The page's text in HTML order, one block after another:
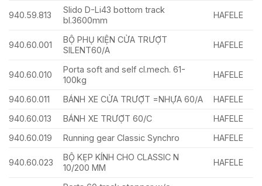
940.59.813
Slido D-Li43 bottom track
bl.3600mm
HAFELE
940.60.001
BỘ PHỤ KIỆN CỬA TRƯỢT
SILENT60/A
HAFELE
940.60.010
Porta soft and self cl.mech. 61-
100kg
HAFELE
940.60.011 BÁNH XE CỬA TRƯỢT =NHỰA 60/A
HAFELE
940.60.013
BÁNH XE TRƯỢT 60/C
HAFELE
940.60.019
Running gear Classic Synchro HAFELE
940.60.023
BỘ KẸP KÍNH CHO CLASSIC N
10/200 MM
HAFELE